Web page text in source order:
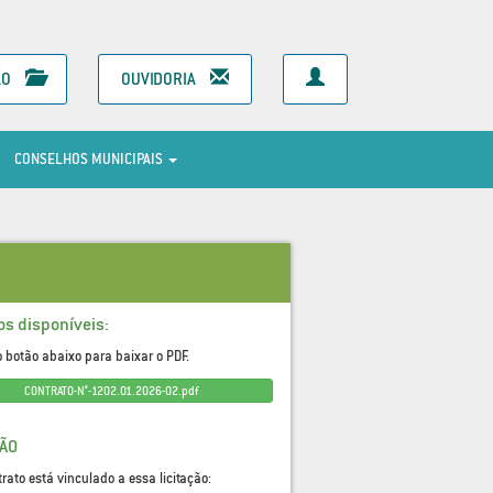
OUVIDORIA
CONSELHOS MUNICIPAIS
disponíveis:
botão abaixo para baixar o PDF.
CONTRATO-N°-1202.01.2026-02.pdf
está vinculado a essa licitação: